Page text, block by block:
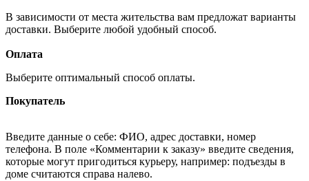
В зависимости от места жительства вам предложат варианты
доставки. Выберите любой удобный способ.
Оплата
Выберите оптимальный способ оплаты.
Покупатель
Введите данные о себе: ФИО, адрес доставки, номер
телефона. В поле «Комментарии к заказу» введите сведения,
которые могут пригодиться курьеру, например: подъезды в
доме считаются справа налево.